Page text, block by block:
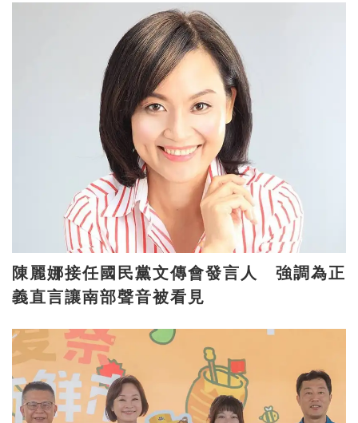
陳麗娜接任國民黨文傳會發言人 強調為正
義直言讓南部聲音被看見